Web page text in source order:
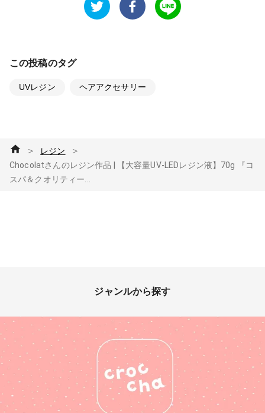
この投稿のタグ
UVレジン ヘアアクセサリー
＞ レジン ＞
Chocolatさんのレジン作品 | 【大容量UV-LEDレジン液】70g 『コ
スパ＆クオリティー...
ジャンルから探す